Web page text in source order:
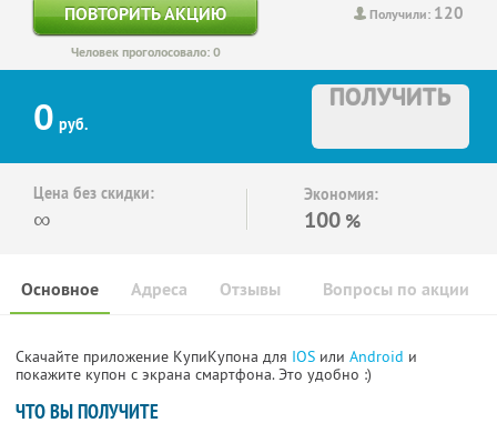
Получили: 120
ПОВТОРИТЬ АКЦИЮ
Человек проголосовало: 0
0 руб.
ПОЛУЧИТЬ
Цена без скидки:
∞
Экономия:
100 %
Основное Отзывы Вопросы по акции
Адреса
Скачайте приложение КупиКупона для IOS или Android и
покажите купон с экрана смартфона. Это удобно :)
ЧТО ВЫ ПОЛУЧИТЕ